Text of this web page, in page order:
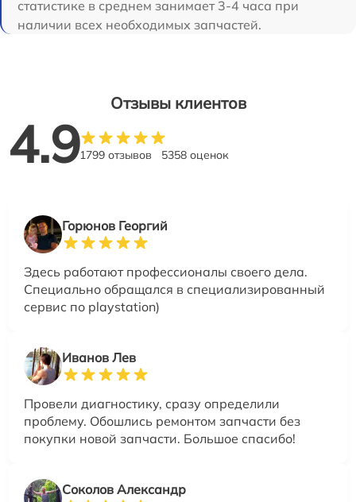
статистике в среднем занимает 3-4 часа при
наличии всех необходимых запчастей.
Отзывы клиентов
4.91799 отзывов 5358 оценок
Горюнов Георгий
Здесь работают профессионалы своего дела.
Специально обращался в специализированный
сервис по playstation)
Иванов Лев
Провели диагностику, сразу определили
проблему. Обошлись ремонтом запчасти без
покупки новой запчасти. Большое спасибо!
Соколов Александр